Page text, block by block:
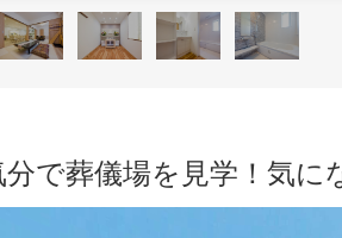
で葬儀場を見学！気